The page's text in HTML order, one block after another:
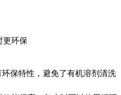
环保
保特性，避免了有机溶剂清洗